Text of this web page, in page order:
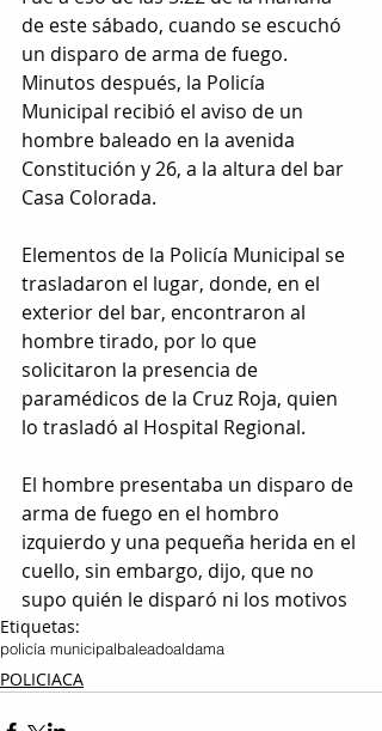
de este sábado, cuando se escuchó
un disparo de arma de fuego.
Minutos después, la Policía
Municipal recibió el aviso de un
hombre baleado en la avenida
Constitución y 26, a la altura del bar
Casa Colorada.
Elementos de la Policía Municipal se
trasladaron el lugar, donde, en el
exterior del bar, encontraron al
hombre tirado, por lo que
solicitaron la presencia de
paramédicos de la Cruz Roja, quien
lo trasladó al Hospital Regional.
El hombre presentaba un disparo de
arma de fuego en el hombro
izquierdo y una pequeña herida en el
cuello, sin embargo, dijo, que no
supo quién le disparó ni los motivos
Etiquetas:
policía municipalbaleadoaldama
POLICIACA